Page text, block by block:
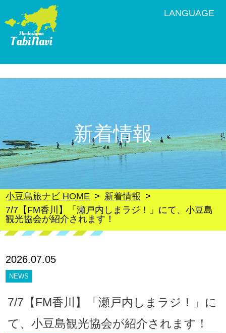
LANGUAGE
新着情報
小豆島旅ナビ HOME
新着情報
7/7【FM香川】「瀬戸内しまラジ！」にて、小豆島
観光協会が紹介されます！
2026.07.05
NEWS
7/7【FM香川】「瀬戸内しまラジ！」に
て、小豆島観光協会が紹介されます！